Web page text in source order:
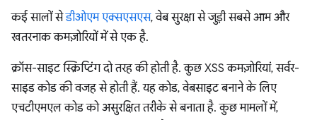
कई सालों सेडीओएम एक्सएसएस, वेब सुरक्षा से जुड़ी सबसे आम और
खतरनाक कमज़ोरियों में से एक है.
क्रॉस-साइट स्क्रिप्टिंग दो तरह की होती है. कुछ XSS कमज़ोरियां, सर्वर-
साइड कोड की वजह से होती हैं. यह कोड, वेबसाइट बनाने के लिए
एचटीएमएल कोड को असुरक्षित तरीके से बनाता है. कुछ मामलों में,